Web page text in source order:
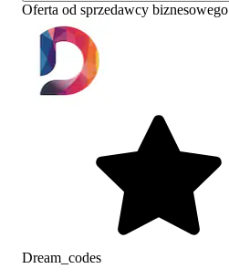
Oferta od sprzedawcy biznesowego
Dream_codes